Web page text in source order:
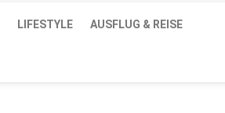
LIFESTYLE AUSFLUG & REISE